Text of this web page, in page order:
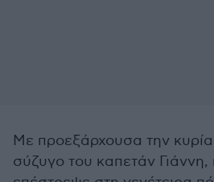
Με προεξάρχουσα την
σύζυγο του καπετάν Γιάννη,